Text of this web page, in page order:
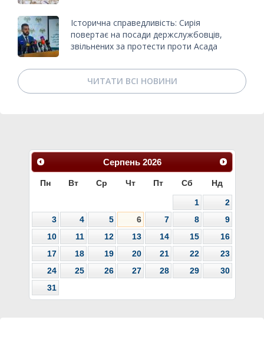
Історична справедливість: Сирія
повертає на посади держслужбовців,
звільнених за протести проти Асада
ЧИТАТИ ВСІ НОВИНИ
Серпень 2026
Пн Вт Ср Чт Пт Сб Нд
1
2
3
4 5 6 7 8
9
10
11 12 13 14 15
16
17
18 19 20 21 22
23
24
25 26 27 28 29
30
31